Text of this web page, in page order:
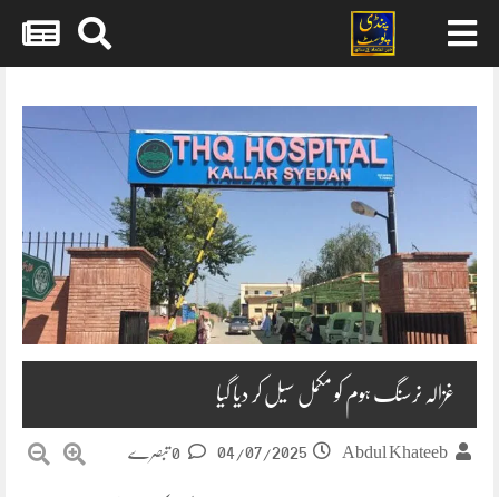
content
غزالہ نرسنگ ہوم کو مکمل سیل کر دیا گیا
Abdul Khateeb
04/07/2025